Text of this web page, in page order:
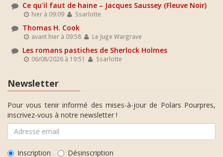
Ce qu'il faut de haine – Jacques Saussey (Fleuve Noir)
hier à 09:09 Ssarlotte
Thomas H. Cook
avant hier à 09:58 Le Juge Wargrave
Les romans pastiches de Sherlock Holmes
06/08/2026 à 19:51 Ssarlotte
Newsletter
Pour vous tenir informé des mises-à-jour de Polars Pourpres,
inscrivez-vous à notre newsletter !
Inscription Désinscription